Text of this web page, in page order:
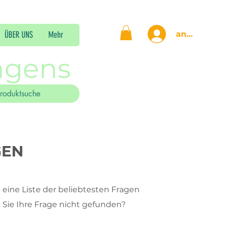
ÜBER UNS Mehr anmelden
Liste der beliebtesten Fragen
Ihre Frage nicht gefunden?